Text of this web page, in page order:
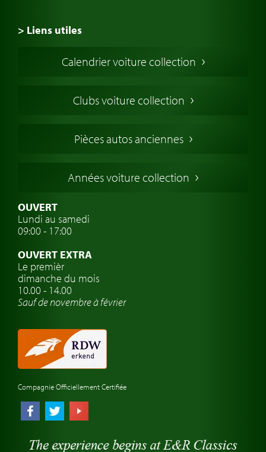
> Liens utiles
Voiture Collection Europe
Voitures Anglaises
Voitures Allemandes
Voitures Suédoises
Assurance voiture de collection
Clubs de voitures classiques
Atelier de voitures anciennes
Montres de marque de voiture
Calendrier voiture collection
Clubs voiture collection
Pièces autos anciennes
Années voiture collection
OUVERT
Lundi au samedi
09:00 - 17:00
OUVERT EXTRA
Le premièr
dimanche du mois
10.00 - 14.00
Sauf de novembre à février
Compagnie Officiellement Certifiée